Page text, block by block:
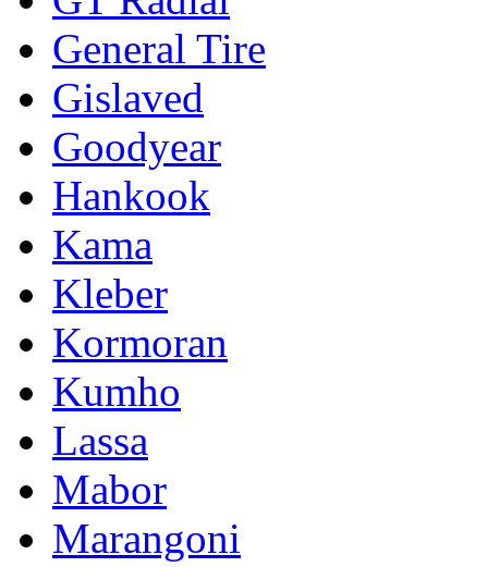
General Tire
Gislaved
Goodyear
Hankook
Kama
Kleber
Kormoran
Kumho
Lassa
Mabor
Marangoni